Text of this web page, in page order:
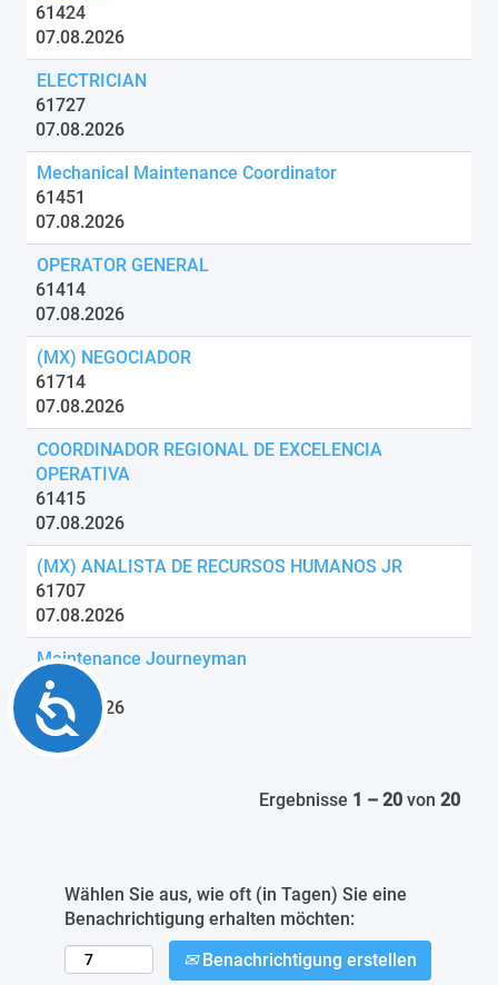
Accessibility
61424
07.08.2026
ELECTRICIAN
61727
07.08.2026
Mechanical Maintenance Coordinator
61451
07.08.2026
OPERATOR GENERAL
61414
07.08.2026
(MX) NEGOCIADOR
61714
07.08.2026
COORDINADOR REGIONAL DE EXCELENCIA
OPERATIVA
61415
07.08.2026
(MX) ANALISTA DE RECURSOS HUMANOS JR
61707
07.08.2026
Maintenance Journeyman
60681
07.08.2026
Ergebnisse 1 – 20 von 20
Wählen Sie aus, wie oft (in Tagen) Sie eine
Benachrichtigung erhalten möchten:
Benachrichtigung erstellen